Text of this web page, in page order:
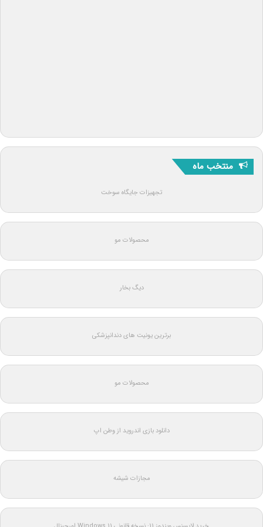
منتخب ماه
تجهیزات جایگاه سوخت
محصولات مو
دیگ بخار
برترین یونیت های دندانپزشکی
محصولات مو
دانلود بازی اندروید از وطن اپ
مجازات شیشه